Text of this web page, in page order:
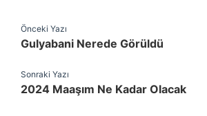
Önceki Yazı
Gulyabani Nerede Görüldü
Sonraki Yazı
2024 Maaşım Ne Kadar Olacak